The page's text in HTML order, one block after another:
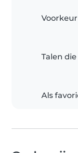
Talen
Als